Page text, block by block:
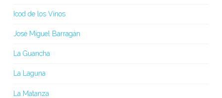
Icod de los Vinos
José Miguel Barragán
La Guancha
La Laguna
La Matanza